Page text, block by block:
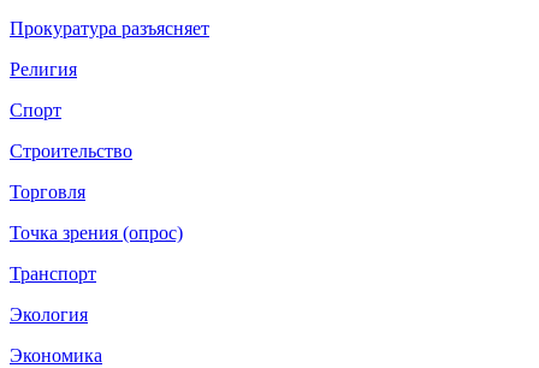
Прокуратура разъясняет
Религия
Спорт
Строительство
Торговля
Точка зрения (опрос)
Транспорт
Экология
Экономика